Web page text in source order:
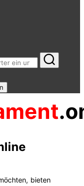
bieten